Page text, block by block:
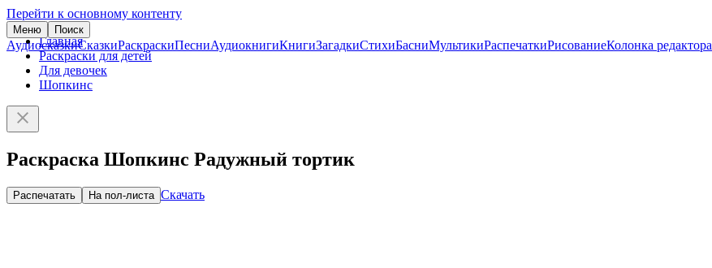
Перейти к основному контенту
Меню Поиск
АудиосказкиСказкиРаскраскиПесниАудиокнигиКнигиЗагадкиСтихиБасниМультикиРаспечаткиРисованиеКолонка редактора
Главная
Раскраски для детей
Для девочек
Шопкинс
Раскраска Шопкинс Радужный тортик
Распечатать На пол-листа Скачать